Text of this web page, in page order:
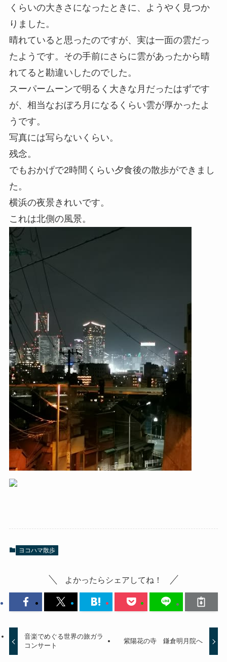
くらいの大きさになったときに、ようやく見つか
りました。
晴れていると思ったのですが、実は一面の雲だっ
たようです。その手前にさらに雲があったから晴
れてると勘違いしたのでした。
スーパームーンで明るく大きな月だったはずです
が、相当なおぼろ月になるくらい雲が厚かったよ
うです。
写真には写らないくらい。
残念。
でもおかげで2時間くらい夕食後の散歩ができまし
た。
横浜の夜景きれいです。
これは北側の風景。
ヨコハマ散歩
よかったらシェアしてね！
音楽でめぐる世界の旅ガラ
コンサート
紫陽花の寺 鎌倉明月院へ